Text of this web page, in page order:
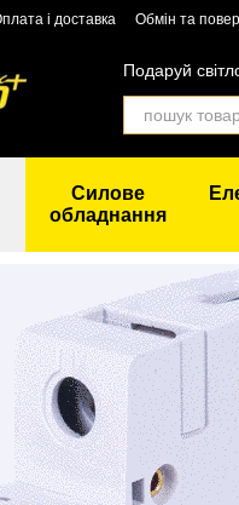
контентуі доставка Обмін та
Подаруй
Силове
обладнання